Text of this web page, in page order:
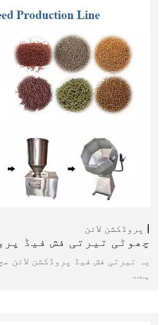
پروڈکشن لائن
چھوٹی تیرتی فش فیڈ
یہ تیرتی فش فیڈ پروڈکشن لائن
ہے…